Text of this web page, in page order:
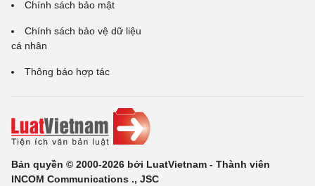
Chính sách bảo mật
Chính sách bảo vệ dữ liệu
cá nhân
Thông báo hợp tác
Bản quyền © 2000-2026 bởi LuatVietnam - Thành viên
INCOM Communications ., JSC